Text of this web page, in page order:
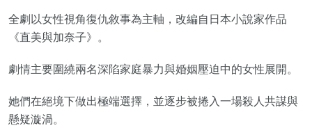
全劇以女性視角復仇敘事為主軸，改編自日本小說家作品
《直美與加奈子》。
劇情主要圍繞兩名深陷家庭暴力與婚姻壓迫中的女性展開。
她們在絕境下做出極端選擇，並逐步被捲入一場殺人共謀與
懸疑漩渦。